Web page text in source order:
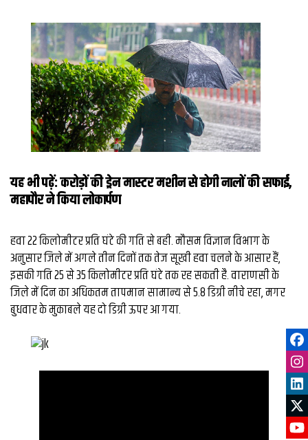
यह भी पढ़ें:करोड़ों की ड्रेन मास्टर मशीन से होगी नालों की सफाई,
महापौर ने किया लोकार्पण
हवा 22 किलोमीटर प्रति घंटे की गति से बही. मौसम विज्ञान विभाग के
अनुसार जिले में अगले तीन दिनों तक तेज सूखी हवा चलने के आसार हैं,
इसकी गति 25 से 35 किलोमीटर प्रति घंटे तक रह सकती है. वाराणसी के
जिले में दिन का अधिकतम तापमान सामान्य से 5.8 डिग्री नीचे रहा, मगर
बुधवार के मुकाबले यह दो डिग्री ऊपर आ गया.